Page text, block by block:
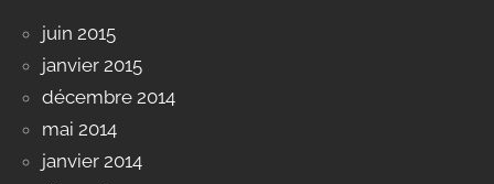
juin 2015
janvier 2015
décembre 2014
mai 2014
janvier 2014